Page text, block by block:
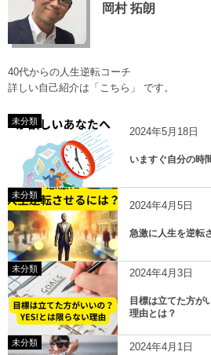
岡村 拓朗
40代からの人生逆転コーチ
詳しい自己紹介は 「こちら」 です。
未分類
2024年5月18日
いますぐ自分の時
未分類
2024年4月5日
急激に人生を逆転
未分類 2024年4月3日
目標は立てた方が
理由とは？
未分類 2024年4月1日